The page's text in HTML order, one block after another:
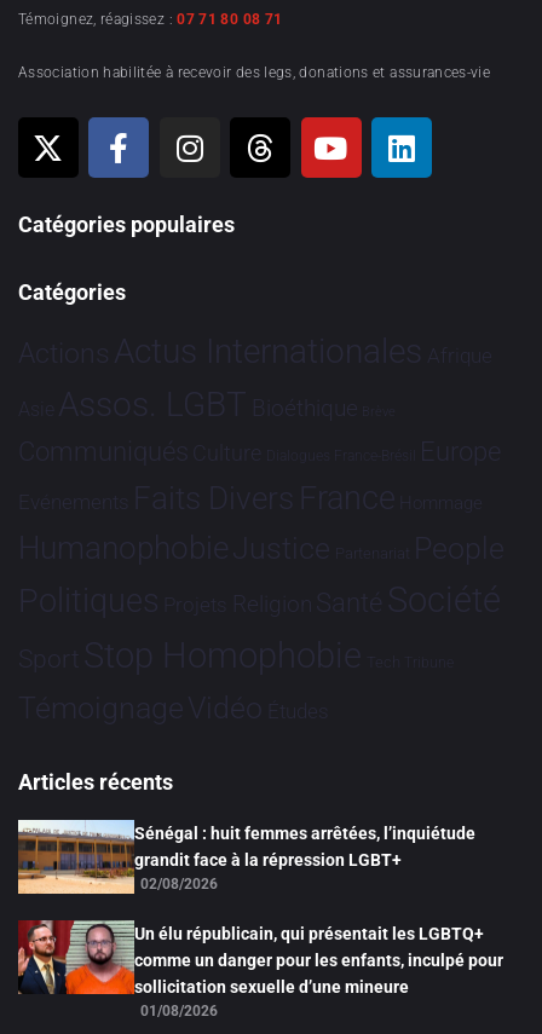
Témoignez, réagissez :07 71 80 08 71
Association habilitée à recevoir des legs, donations et assurances-vie
Catégories populaires
Catégories
Actions Actus Internationales Afrique
Asie Assos. LGBT Bioéthique Brève
Communiqués Culture Dialogues France-Brésil Europe
Evénements Faits Divers France Hommage
HumanophobieJustice Partenariat People
Politiques Projets Religion Santé Société
Sport Stop Homophobie Tech Tribune
TémoignageVidéo Études
Articles récents
Sénégal : huit femmes arrêtées, l’inquiétude
grandit face à la répression LGBT+
02/08/2026
Un élu républicain, qui présentait les LGBTQ+
comme un danger pour les enfants, inculpé pour
sollicitation sexuelle d’une mineure
01/08/2026